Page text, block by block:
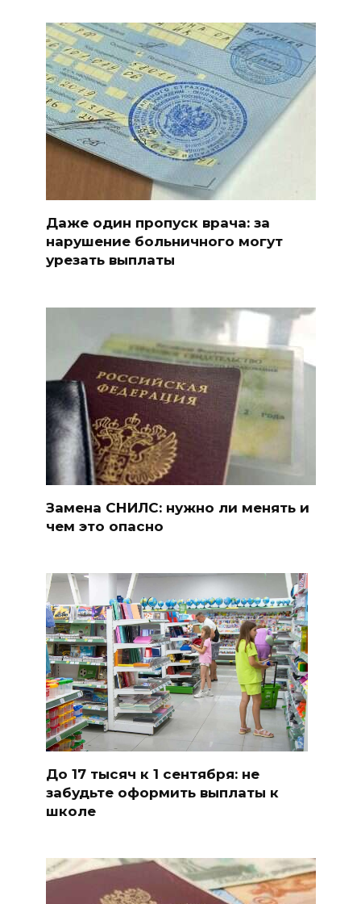
Даже один пропуск врача: за
нарушение больничного могут
урезать выплаты
Замена СНИЛС: нужно ли менять и
чем это опасно
До 17 тысяч к 1 сентября: не
забудьте оформить выплаты к
школе